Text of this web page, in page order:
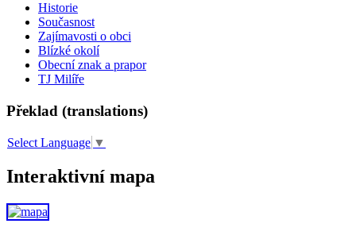
Historie
Současnost
Zajímavosti o obci
Blízké okolí
Obecní znak a prapor
TJ Milíře
Překlad (translations)
Select Language ▼
Interaktivní mapa